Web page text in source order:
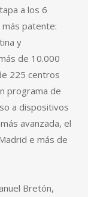
a los 6
patente:
y
de 10.000
225 centros
programa de
a dispositivos
avanzada, el
e más de
Bretón,